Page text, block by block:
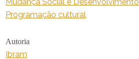
Programação cultural
Autoria
Ibram